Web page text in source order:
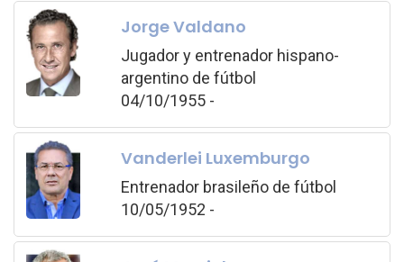
Jorge Valdano
Jugador y entrenador hispano-
argentino de fútbol
04/10/1955 -
Vanderlei Luxemburgo
Entrenador brasileño de fútbol
10/05/1952 -